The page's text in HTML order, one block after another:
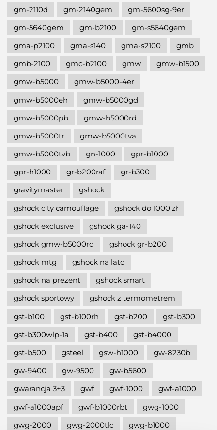
gm-2110d
gm-2140gem
gm-5600sg-9er
gm-5640gem
gm-b2100
gm-s5640gem
gma-p2100
gma-s140 gma-s2100
gmb
gmb-2100
gmc-b2100 gmw
gmw-b1500
gmw-b5000
gmw-b5000-4er
gmw-b5000eh
gmw-b5000gd
gmw-b5000pb
gmw-b5000rd
gmw-b5000tr
gmw-b5000tva
gmw-b5000tvb
gn-1000
gpr-b1000
gpr-h1000
gr-b200raf
gr-b300
gravitymaster
gshock
gshock city camouflage
gshock do 1000 zł
gshock exclusive
gshock ga-140
gshock gmw-b5000rd
gshock gr-b200
gshock mtg
gshock na lato
gshock na prezent
gshock smart
gshock sportowy
gshock z termometrem
gst-b100
gst-b100rh gst-b200
gst-b300
gst-b300wlp-1a
gst-b400
gst-b4000
gst-b500
gsteel gsw-h1000
gw-8230b
gw-9400
gw-9500
gw-b5600
gwarancja 3+3
gwf gwf-1000
gwf-a1000
gwf-a1000apf
gwf-b1000rbt
gwg-1000
gwg-2000
gwg-2000tlc
gwg-b1000